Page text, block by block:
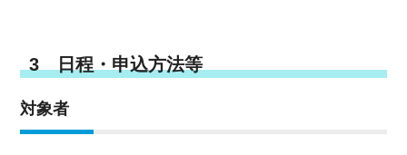
3 日程・申込方法等
対象者